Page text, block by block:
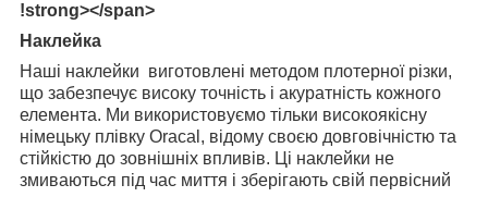
!strong></span>
Наклейка
Наші наклейки виготовлені методом плотерної різки,
що забезпечує високу точність і акуратність кожного
елемента. Ми використовуємо тільки високоякісну
німецьку плівку Oracal, відому своєю довговічністю та
стійкістю до зовнішніх впливів. Ці наклейки не
змиваються під час миття і зберігають свій первісний